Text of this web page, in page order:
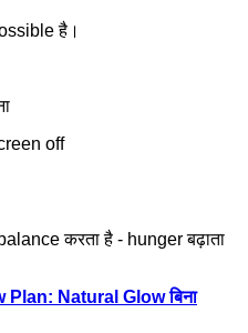
है।
off
करता है - hunger बढ़ाता
Natural Glow बिना